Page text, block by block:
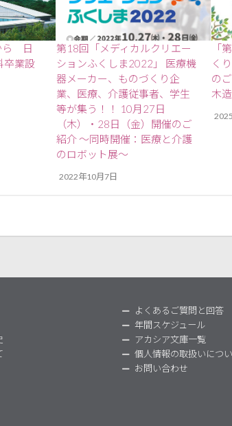
ら 日
卒業設
第18回「メディカルクリエー
ションふくしま2022」 医療機
器メーカー、ものづくり企
業、医療、介護従事者、学生
等が集う！！ 10月27日
（木）・28日（金）開催のご
紹介 ～同時開催：医療と介護
のロボット展～
2022年10月7日
「
く
の
木
よくあるご質問と回答
年間スケジュール
アカシア文庫一覧
個人情報の取扱いにつ
お問い合わせ